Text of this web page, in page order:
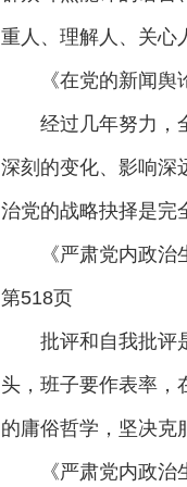
重人、理解人、关心
《在党的新闻
经过几年努力，
深刻的变化、影响深
治党的战略抉择是完
《严肃党内政
第518页
批评和自我批评
头，班子要作表率，
的庸俗哲学，坚决克
《严肃党内政